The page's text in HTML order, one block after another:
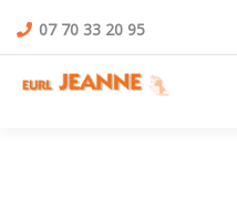
07 70 33 20 95